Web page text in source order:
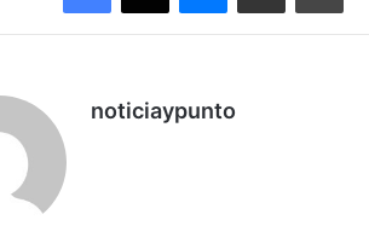
noticiaypunto